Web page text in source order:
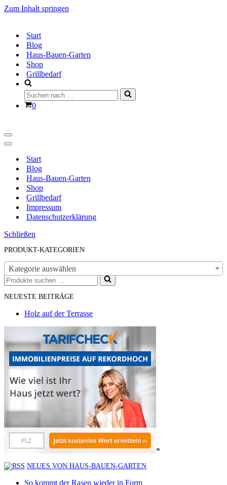
Zum Inhalt springen
Start
Blog
Haus-Bauen-Garten
Shop
Grillbedarf
Suchen
nach …
Warenkorb
0
Navigationsmenü
Navigationsmenü
Start
Blog
Haus-Bauen-Garten
Shop
Grillbedarf
Impressum
Datenschutzerklärung
Schließen
PRODUKT-KATEGORIEN
Kategorie auswählen
Suchen
nach …
NEUESTE BEITRÄGE
Holz auf der Terrasse
*
NEUES VON HAUS-BAUEN-GARTEN
So kommt der Rasen wieder in Form